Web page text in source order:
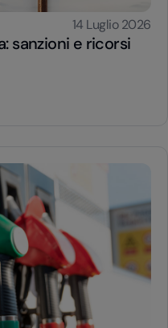
14 Luglio 2026
sanzioni e ricorsi
sanzioni e ricorsi